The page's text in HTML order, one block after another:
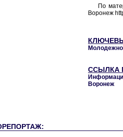
По
Воронеж
ССЫЛКА
Воронеж